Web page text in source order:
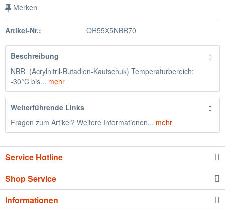
Merken
Artikel-Nr.: OR55X5NBR70
Beschreibung
NBR (Acrylnitril-Butadien-Kautschuk) Temperaturbereich:
-30°C bis... mehr
Weiterführende Links
Fragen zum Artikel? Weitere Informationen... mehr
Service Hotline
Shop Service
Informationen